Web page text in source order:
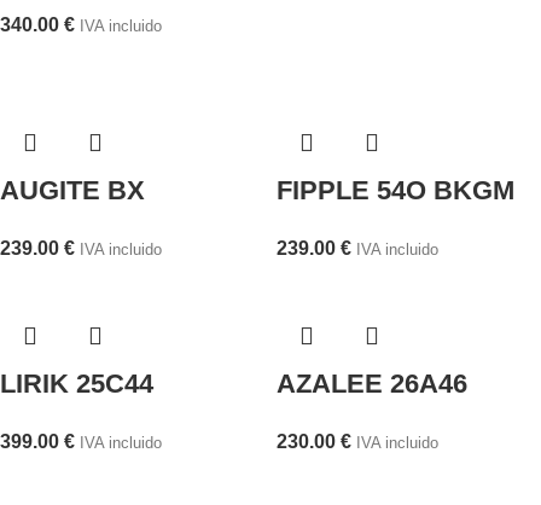
340.00 € IVA incluido
AUGITE BX
239.00 € IVA incluido
FIPPLE 54O BKGM
239.00 € IVA incluido
LIRIK 25C44
399.00 € IVA incluido
AZALEE 26A46
230.00 € IVA incluido